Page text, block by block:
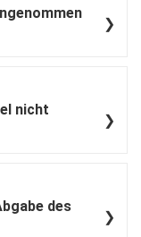
❯
nicht
❯
des
❯